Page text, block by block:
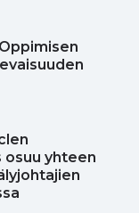
yhteen